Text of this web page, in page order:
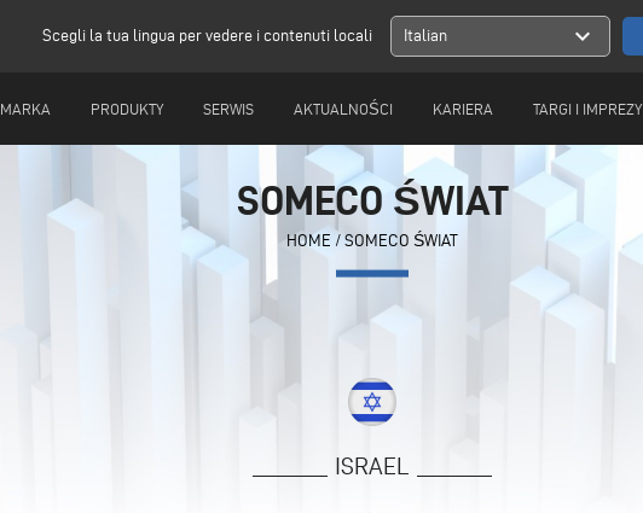
Scegli la tua lingua per vedere i contenuti locali Italian expand_more
MARKA PRODUKTY SERWIS AKTUALNOŚCI KARIERA TARGI I IMPREZY
SOMECO ŚWIAT
HOME / SOMECO ŚWIAT
ISRAEL